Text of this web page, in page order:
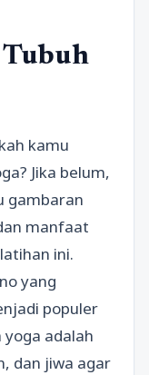
kamu
Jika belum,
gambaran
manfaat
ini.
yang
populer
adalah
dan jiwa agar